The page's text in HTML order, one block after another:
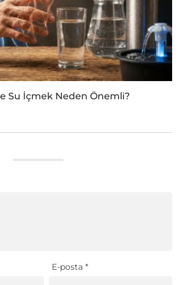
Su İçmek Neden Önemli?
E-posta*